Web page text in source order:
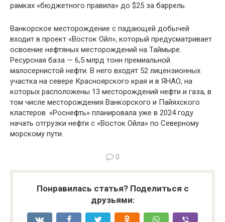
рамках «бюджетного правила» до $25 за баррель.
Ванкорское месторождение с падающей добычей
входит в проект «Восток Ойл», который предусматривает
освоение нефтяных месторождений на Таймыре.
Ресурсная база — 6,5 млрд тонн премиальной
малосернистой нефти. В него входят 52 лицензионных
участка на севере Красноярского края и в ЯНАО, на
которых расположены 13 месторождений нефти и газа, в
том числе месторождения Ванкорского и Пайяхского
кластеров. «Роснефть» планировала уже в 2024 году
начать отгрузки нефти с «Восток Ойла» по Северному
морскому пути.
0
Понравилась статья? Поделиться с
друзьями: